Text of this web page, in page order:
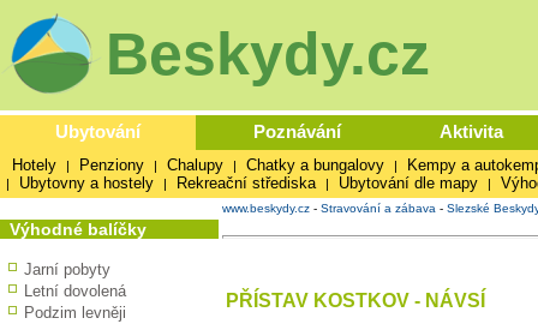
Beskydy.cz
Ubytování Poznávání Aktivita
Hotely | Penziony | Chalupy | Chatky a bungalovy | Kempy a
| Ubytovny a hostely | Rekreační střediska | Ubytování dle mapy |
Výhodné balíčky
Jarní pobyty
Letní dovolená
Podzim levněji
www.beskydy.cz - Stravování a zábava - Slezské
PŘÍSTAV KOSTKOV - NÁVSÍ